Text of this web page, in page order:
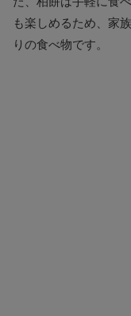
も楽しめるため、家
りの食べ物です。